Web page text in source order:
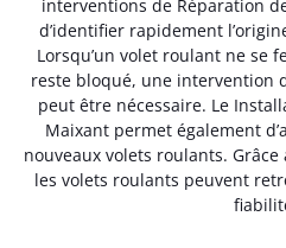
interventions de Réparation
d’identifier rapidement
Lorsqu’un volet roulant ne se
reste bloqué, une intervention
peut être nécessaire. Le
Maixant permet également
nouveaux volets roulants.
les volets roulants peuvent